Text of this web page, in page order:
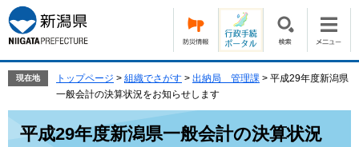
ー
ジ
の
で
す。
ニ
ュ
ー
ば
現在地 トップページ > 組織でさがす > 出納局 管理課 > 平成29年度新潟県
一般会計の決算状況をお知らせします
平成29年度新潟県一般会計の決算状況